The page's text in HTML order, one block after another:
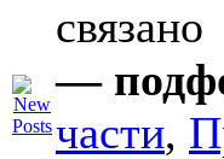
связано
—
части,